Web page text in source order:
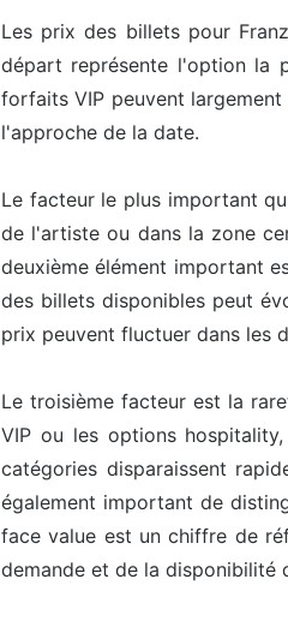
Les prix des billets pour
départ représente l'option la
forfaits VIP peuvent
l'approche de la date.
Le facteur le plus important
de l'artiste ou dans la zone
deuxième élément important
des billets disponibles peut
prix peuvent fluctuer dans les
Le troisième facteur est la
VIP ou les options
catégories disparaissent
également important de
face value est un chiffre de
demande et de la disponibilité